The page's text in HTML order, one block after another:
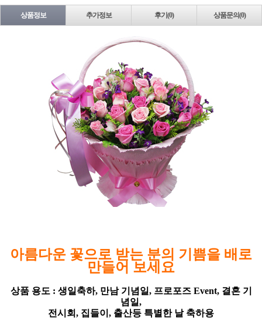
상품정보 추가정보 후기(0) 상품문의(0)
아름다운 꽃으로 받는 분의 기쁨을 배로
만들어 보세요
상품 용도 : 생일축하, 만남 기념일, 프로포즈 Event, 결혼 기
념일,
전시회, 집들이, 출산등 특별한 날 축하용